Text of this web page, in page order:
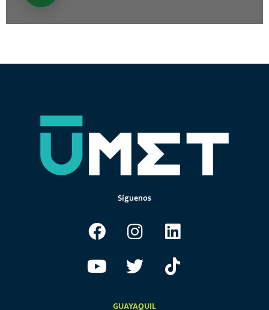
Síguenos
GUAYAQUIL